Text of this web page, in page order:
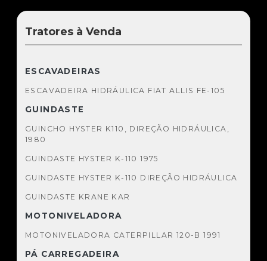
Tratores à Venda
ESCAVADEIRAS
ESCAVADEIRA HIDRÁULICA FIAT ALLIS FE-105
GUINDASTE
GUINCHO HYSTER K110, DIREÇÃO HIDRÁULICA,
1980
GUINDASTE HYSTER K-110 1975
GUINDASTE HYSTER K-110 DIREÇÃO HIDRÁULICA
GUINDASTE KRANE KAR
MOTONIVELADORA
MOTONIVELADORA CATERPILLAR 120-B 1991
PÁ CARREGADEIRA